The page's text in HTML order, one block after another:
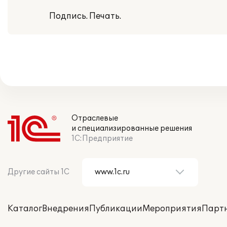
Подпись. Печать.
Отраслевые
и специализированные решения
1С:Предприятие
Другие сайты 1С
КаталогВнедренияПубликацииМероприятия